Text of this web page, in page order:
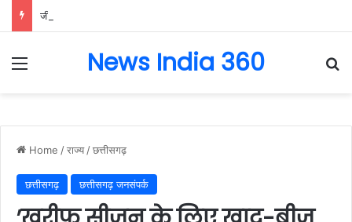
Menu News India 360
Home /राज्य /छत्तीसगढ़
छत्तीसगढ़ छत्तीसगढ़ जनसंपर्क